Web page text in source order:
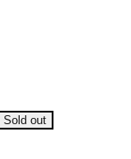
Sold out